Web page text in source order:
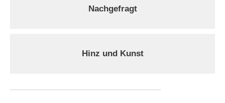
Nachgefragt
Hinz und Kunst